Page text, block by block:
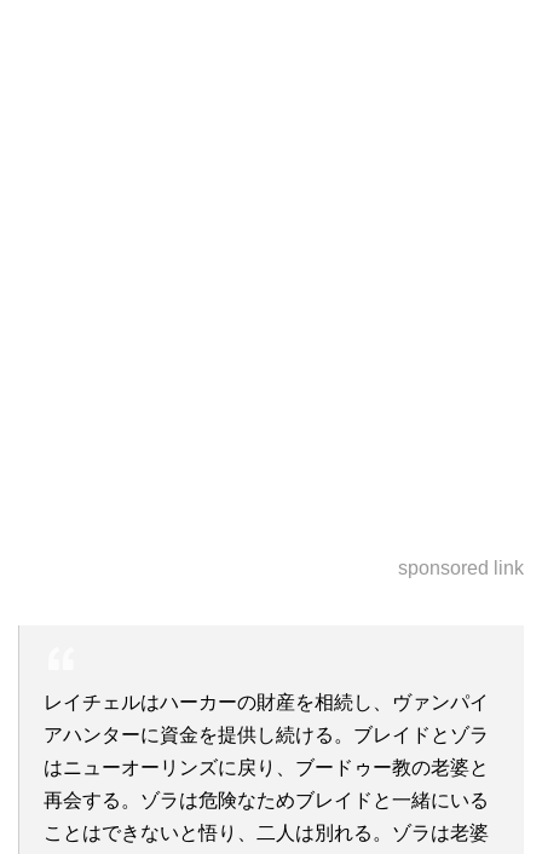
sponsored link
レイチェルはハーカーの財産を相続し、ヴァンパイ
アハンターに資金を提供し続ける。ブレイドとゾラ
はニューオーリンズに戻り、ブードゥー教の老婆と
再会する。ゾラは危険なためブレイドと一緒にいる
ことはできないと悟り、二人は別れる。ゾラは老婆